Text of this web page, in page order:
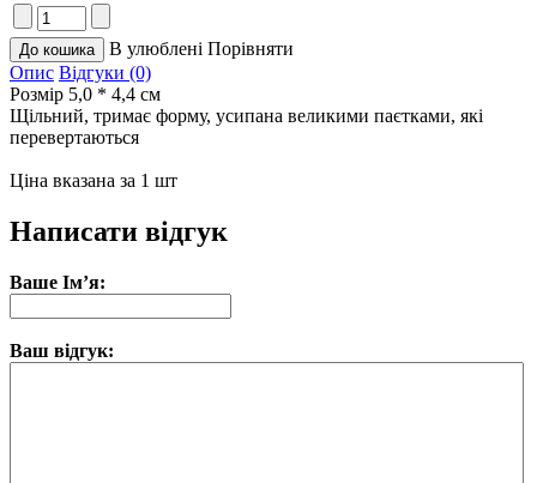
В улюблені Порівняти
Опис Відгуки (0)
Розмір 5,0 * 4,4 см
Щільний, тримає форму, усипана великими паєтками, які
перевертаються
Ціна вказана за 1 шт
Написати відгук
Ваше Ім’я:
Ваш відгук: